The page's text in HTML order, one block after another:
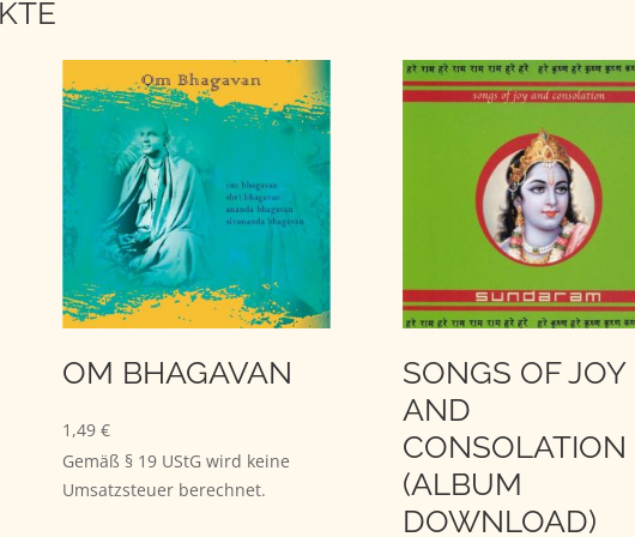
zu
regeln.
OM BHAGAVAN
1,49 €
Gemäß § 19 UStG wird keine
Umsatzsteuer berechnet.
SONGS OF JOY
AND
CONSOLATION
(ALBUM
DOWNLOAD)